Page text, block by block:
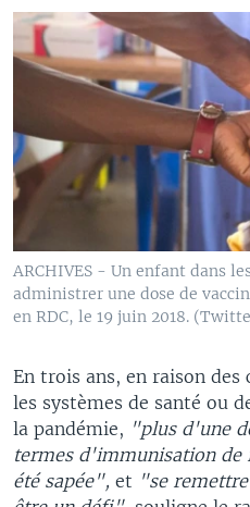
ARCHIVES - Un enfant dans
administrer une dose de
en RDC, le 19 juin 2018.
En trois ans, en raison
les systèmes de santé ou
la pandémie, "plus d'une
termes d'immunisation de
été sapée", et "se